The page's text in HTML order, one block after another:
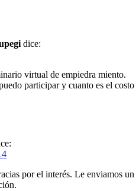
dice:
virtual de empiedra miento.
participar y cuanto es el costo
por el interés. Le enviamos un